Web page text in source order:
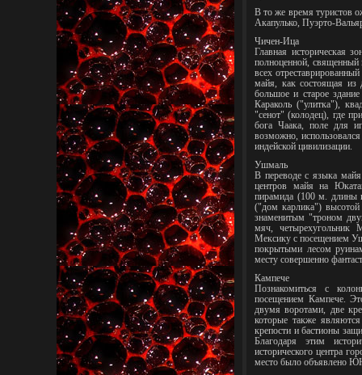
В то же время туристов
Акапулько, Пуэрто-
Чичен-Ица
Главная историческая
полноценной,
всех
майя, как состоящая из
большое и старое
Караколь ("улитка"),
"сенот" (колодец), где
бога Чаака, поле для
возможно,
индейской цивилизации.
Ушмаль
В переводе с языка
центров майя на
пирамида (100 м. длины
("дом карлика") высотой
знаменитым "троном
мяч, четырехугольник
Мексику с посещением
покрытыми лесом
месту совершенно
Кампече
Познакомиться с
посещением Кампече.
двумя воротами, две
которые также
крепости и бастионы
Благодаря этим
исторического центра
место было объявлено